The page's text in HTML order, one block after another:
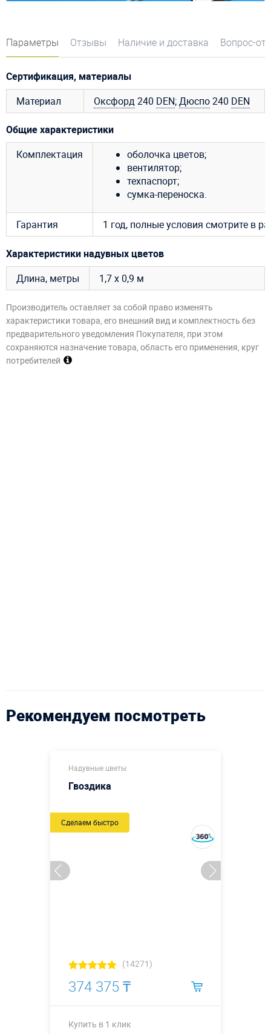
Параметры Отзывы Наличие и доставка Вопрос-
Сертификация, материалы
Материал
Оксфорд240 DEN;Дюспо240 DEN
Общие характеристики
Комплектация
оболочка цветов;
вентилятор;
техпаспорт;
сумка-переноска.
Гарантия 1 год, полные условия смотрите в
Характеристики надувных цветов
Длина, метры
1,7 х 0,9 м
Производитель оставляет за собой право изменять
характеристики товара, его внешний вид и комплектность без
предварительного уведомления Покупателя, при этом
сохраняются назначение товара, область его применения, круг
потребителей
Рекомендуем посмотреть
Надувные цветы
Гвоздика
Сделаем быстро
(14271)
374 375 ₸
Купить в 1 клик